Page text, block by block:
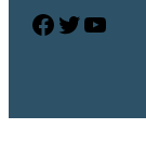
Facebook
Twitter